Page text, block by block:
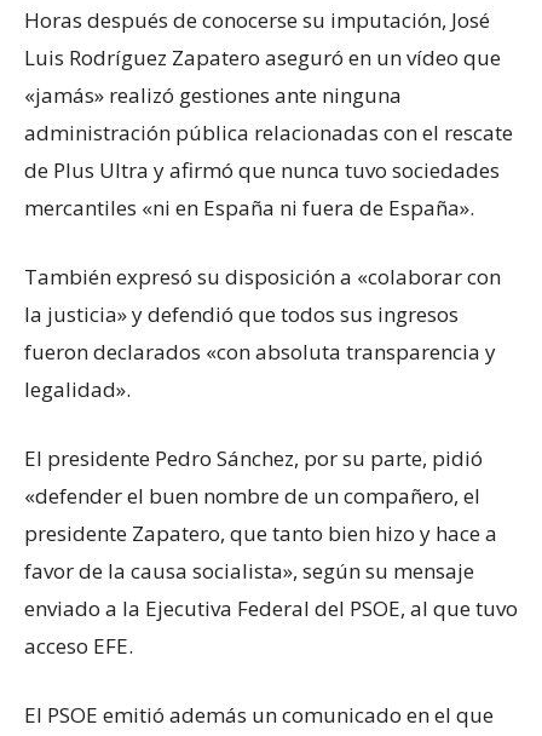
Horas después de conocerse su imputación, José
Luis Rodríguez Zapatero aseguró en un vídeo que
«jamás» realizó gestiones ante ninguna
administración pública relacionadas con el rescate
de Plus Ultra y afirmó que nunca tuvo sociedades
mercantiles «ni en España ni fuera de España».
También expresó su disposición a «colaborar con
la justicia» y defendió que todos sus ingresos
fueron declarados «con absoluta transparencia y
legalidad».
El presidente Pedro Sánchez, por su parte, pidió
«defender el buen nombre de un compañero, el
presidente Zapatero, que tanto bien hizo y hace a
favor de la causa socialista», según su mensaje
enviado a la Ejecutiva Federal del PSOE, al que tuvo
acceso EFE.
El PSOE emitió además un comunicado en el que